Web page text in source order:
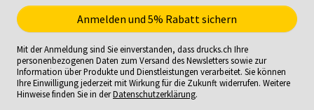
Mit der Anmeldung sind Sie einverstanden, dass drucks.ch Ihre
personenbezogenen Daten zum Versand des Newsletters sowie zur
Information über Produkte und Dienstleistungen verarbeitet. Sie können
Ihre Einwilligung jederzeit mit Wirkung für die Zukunft widerrufen. Weitere
Hinweise finden Sie in derDatenschutzerklärung.